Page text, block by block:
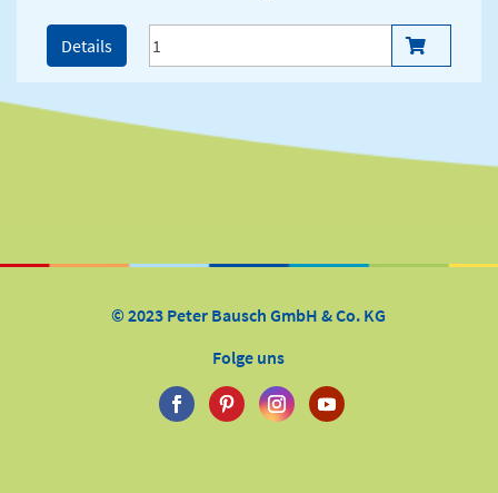
Details
© 2023 Peter Bausch GmbH & Co. KG
Folge uns